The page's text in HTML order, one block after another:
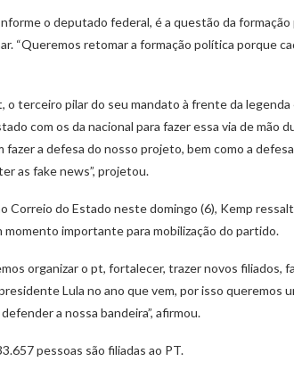
o deputado federal, é a questão da
“Queremos retomar a formação política porque
o terceiro pilar do seu mandato à frente da legenda
com os da nacional para fazer essa via de mão
a defesa do nosso projeto, bem como a
as fake news”, projetou.
Correio do Estado neste domingo (6), Kemp
momento importante para mobilização do partido.
organizar o pt, fortalecer, trazer novos filiados,
Lula no ano que vem, por isso queremos
a nossa bandeira”, afirmou.
pessoas são filiadas ao PT.